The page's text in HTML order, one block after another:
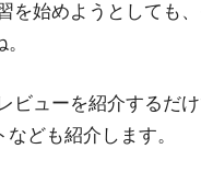
を始めようとしても
ビューを紹介するだ
ども紹介します。